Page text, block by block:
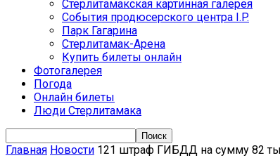
Стерлитамакская картинная галерея
События продюсерского центра I.P.
Парк Гагарина
Стерлитамак-Арена
Купить билеты онлайн
Фотогалерея
Погода
Онлайн билеты
Люди Стерлитамака
Главная Новости 121 штраф ГИБДД на сумму 82